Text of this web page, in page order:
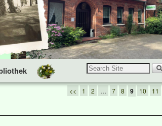
<< 1 2 … 7 8 9 10 11